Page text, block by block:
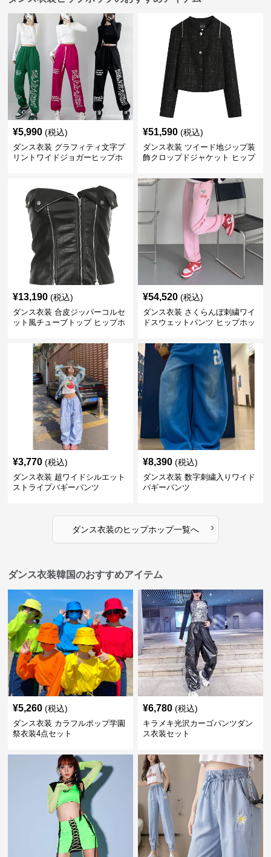
¥5,990 (税込)
ダンス衣装 グラフィティ文字プ
リントワイドジョガーヒップホ
¥51,590 (税込)
ダンス衣装 ツイード地ジップ装
飾クロップドジャケット ヒップ
¥13,190 (税込)
ダンス衣装 合皮ジッパーコルセ
ット風チューブトップ ヒップホ
¥54,520 (税込)
ダンス衣装 さくらんぼ刺繍ワイ
ドスウェットパンツ ヒップホッ
¥3,770 (税込)
ダンス衣装 超ワイドシルエット
ストライプバギーパンツ
¥8,390 (税込)
ダンス衣装 数字刺繍入りワイド
バギーパンツ
ダンス衣装のヒップホップ一覧へ ›
ダンス衣装韓国のおすすめアイテム
¥5,260 (税込)
ダンス衣装 カラフルポップ学園
祭衣装4点セット
¥6,780 (税込)
キラメキ光沢カーゴパンツダン
ス衣装セット